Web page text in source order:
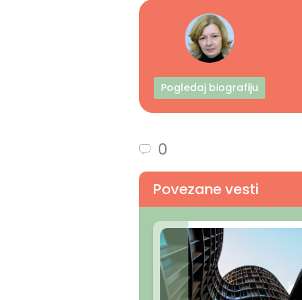
Pogledaj biografiju
0
Povezane vesti